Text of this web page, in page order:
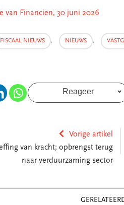
van Financien, 30 juni 2026
FISCAAL NIEUWS , NIEUWS ,
Reageer
Vorige artikel
van kracht; opbrengst terug
naar verduurzaming sector